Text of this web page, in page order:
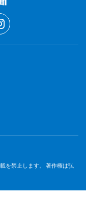
を禁止します。 著作権は弘